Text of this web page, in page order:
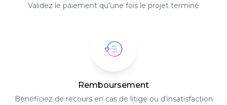
Validez le paiement qu'une fois le projet terminé
Remboursement
Bénéficiez de recours en cas de litige ou d'insatisfaction